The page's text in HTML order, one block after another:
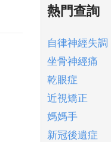
熱門查詢
自律神經失調
坐骨神經痛
乾眼症
近視矯正
媽媽手
新冠後遺症